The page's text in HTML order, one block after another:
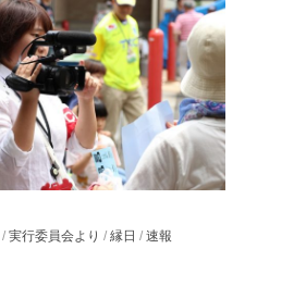
/ 実行委員会より / 縁日 / 速報